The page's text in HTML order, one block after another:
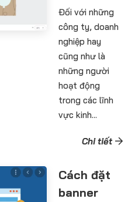
Đối với những
công ty, doanh
nghiệp hay
cũng như là
những người
hoạt động
trong các lĩnh
vực kinh...
Chi tiết
Cách đặt
banner